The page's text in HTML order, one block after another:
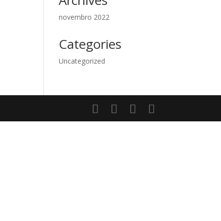
novembro 2022
Categories
Uncategorized